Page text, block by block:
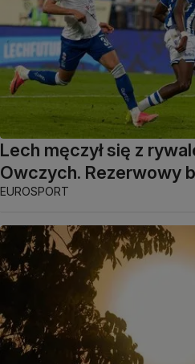
Lech męczył się z
Owczych. Rezerwowy
EUROSPORT